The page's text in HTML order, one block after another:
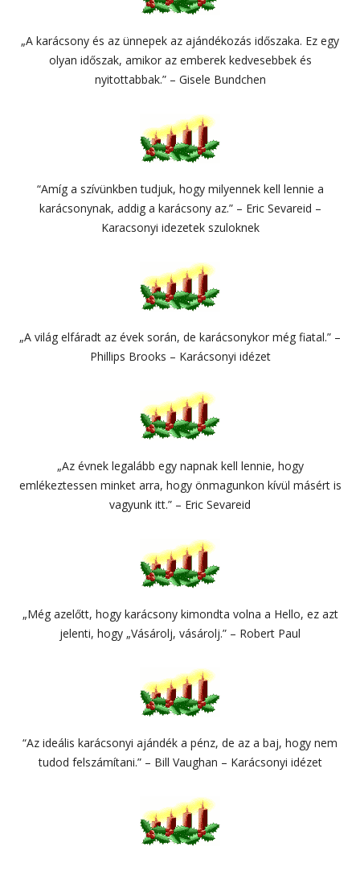
„A karácsony és az ünnepek az ajándékozás időszaka. Ez egy
olyan időszak, amikor az emberek kedvesebbek és
nyitottabbak.” – Gisele Bundchen
“Amíg a szívünkben tudjuk, hogy milyennek kell lennie a
karácsonynak, addig a karácsony az.” – Eric Sevareid –
Karacsonyi idezetek szuloknek
„A világ elfáradt az évek során, de karácsonykor még fiatal.” –
Phillips Brooks – Karácsonyi idézet
„Az évnek legalább egy napnak kell lennie, hogy
emlékeztessen minket arra, hogy önmagunkon kívül másért is
vagyunk itt.” – Eric Sevareid
„Még azelőtt, hogy karácsony kimondta volna a Hello, ez azt
jelenti, hogy „Vásárolj, vásárolj.” – Robert Paul
“Az ideális karácsonyi ajándék a pénz, de az a baj, hogy nem
tudod felszámítani.” – Bill Vaughan – Karácsonyi idézet